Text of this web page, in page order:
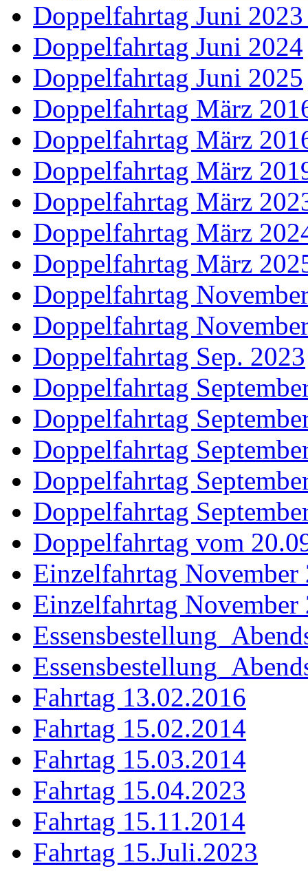
Doppelfahrtag Juni
Doppelfahrtag Juni 2024
Doppelfahrtag Juni 2025
Doppelfahrtag März
Doppelfahrtag März
Doppelfahrtag März
Doppelfahrtag März
Doppelfahrtag März
Doppelfahrtag März
Doppelfahrtag
Doppelfahrtag
Doppelfahrtag Sep. 2023
Doppelfahrtag
Doppelfahrtag
Doppelfahrtag
Doppelfahrtag
Doppelfahrtag
Doppelfahrtag vom
Einzelfahrtag November
Einzelfahrtag November
Fahrtag 13.02.2016
Fahrtag 15.02.2014
Fahrtag 15.03.2014
Fahrtag 15.04.2023
Fahrtag 15.11.2014
Fahrtag 15.Juli.2023